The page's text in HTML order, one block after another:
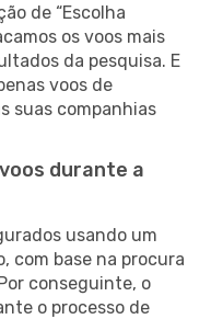
de “Escolha
os voos mais
da pesquisa. E
voos de
suas companhias
durante a
usando um
com base na procura
conseguinte, o
o processo de